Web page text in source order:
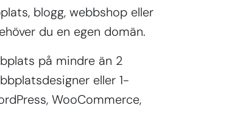
blogg, webbshop eller
du en egen domän.
på mindre än 2
eller 1-
WooCommerce,